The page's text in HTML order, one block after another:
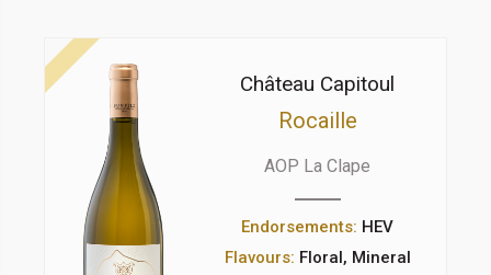
Château Capitoul
Rocaille
AOP La Clape
Endorsements: HEV
Flavours: Floral, Mineral